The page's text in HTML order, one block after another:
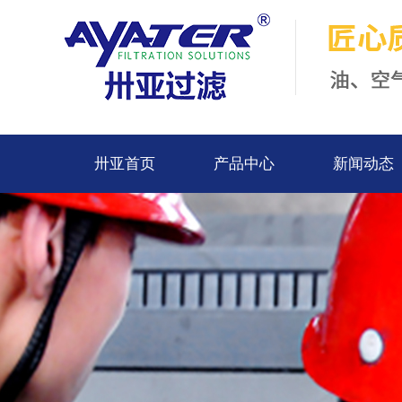
卅亚首页 产品中心 新闻动态